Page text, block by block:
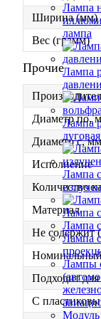
Лампа
лампа
Лампа
Лампа
дуговая
Лампа
Лампа
Лампа
Лампа
Лампы
Модуль
Ширина (мм)
Вес (грамм)
Прочие
Диаметр по,
Диаметр с, мм
Исполнение
Количество
Материал
Не содержит
Подходит
С